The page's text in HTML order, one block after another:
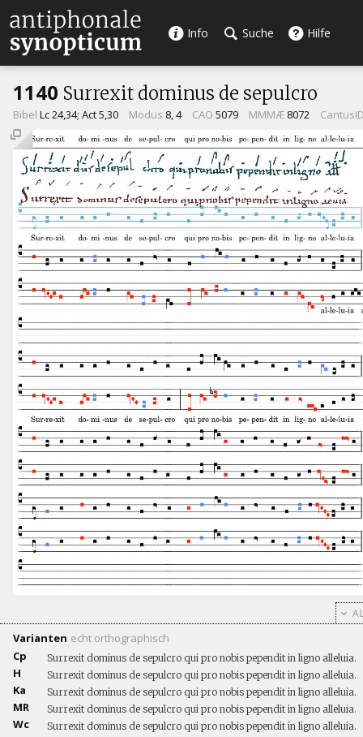
Info Suche Hilfe
1140 Surrexit dominus de sepulcro
Bibel Lc 24,34; Act 5,30 Modus 8, 4 CAO 5079 MMMÆ 8072
Varianten echt orthographisch
Cp
Surrexit dominus de sepulcro qui pro nobis pependit in ligno alleluia.
H Surrexit dominus de sepulcro qui pro nobis pependit in ligno alleluia.
Ka Surrexit dominus de sepulcro qui pro nobis pependit in ligno alleluia.
MR Surrexit dominus de sepulcro qui pro nobis pependit in ligno alleluia.
Wc Surrexit dominus de sepulcro qui pro nobis pependit in ligno alleluia.